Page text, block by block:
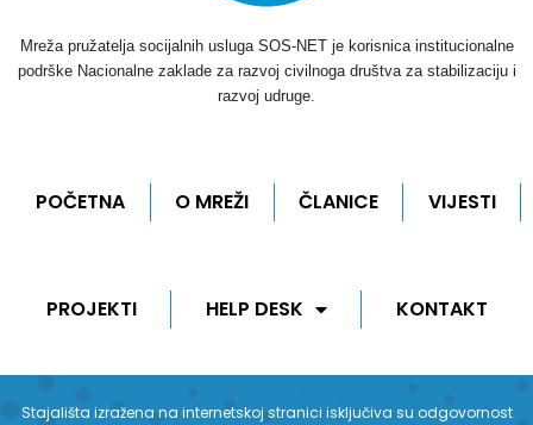
Mreža pružatelja socijalnih usluga SOS-NET je korisnica institucionalne
podrške Nacionalne zaklade za razvoj civilnoga društva za stabilizaciju i
razvoj udruge.
POČETNA O MREŽI ČLANICE VIJESTI
PROJEKTI HELP DESK KONTAKT
Stajališta izražena na internetskoj stranici isključiva su odgovornost